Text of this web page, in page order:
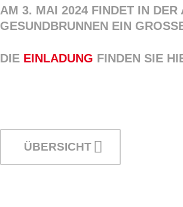
AM 3. MAI 2024 FINDET IN DER
GESUNDBRUNNEN EIN
DIE EINLADUNG FINDEN SIE
ÜBERSICHT